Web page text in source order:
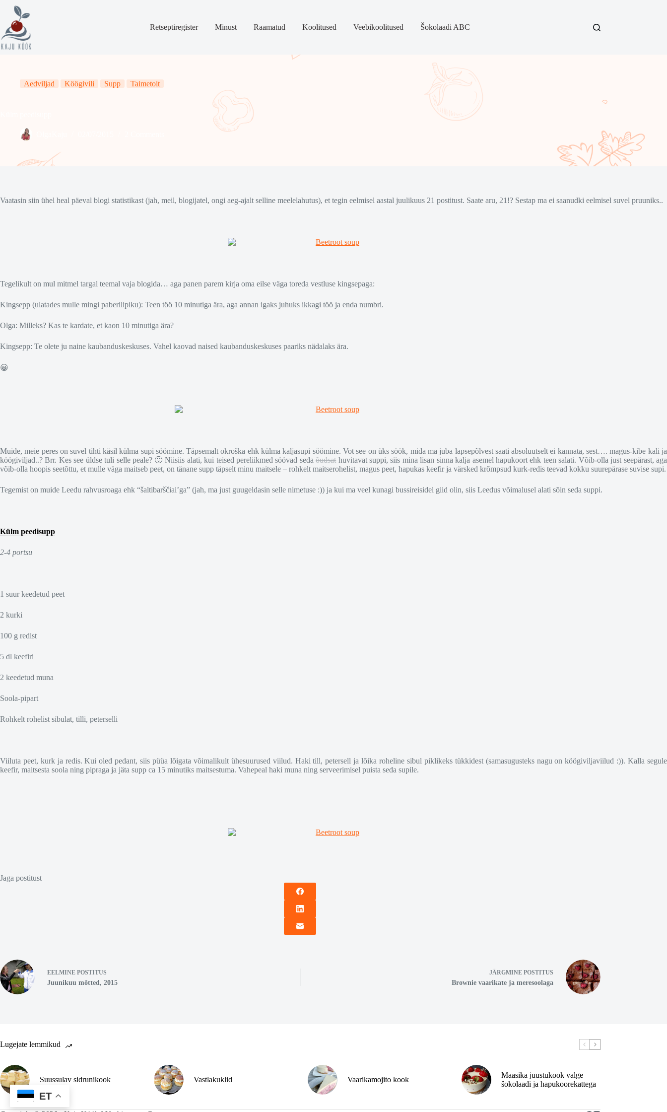
content
Retseptiregister Minust Raamatud Koolitused Veebikoolitused Šokolaadi ABC
Aedviljad Köögivili Supp Taimetoit
Vaatasin siin ühel heal päeval blogi statistikast (jah, meil, blogijatel, ongi aeg-ajalt selline meelelahutus), et tegin eelmisel aastal juulikuus 21 postitust. Saate aru, 21!? Sestap ma ei saanudki eelmisel suvel pruuniks..
Tegelikult on mul mitmel targal teemal vaja blogida… aga panen parem kirja oma eilse väga toreda vestluse kingsepaga:
Kingsepp (ulatades mulle mingi paberilipiku): Teen töö 10 minutiga ära, aga annan igaks juhuks ikkagi töö ja enda numbri.
Olga: Milleks? Kas te kardate, et kaon 10 minutiga ära?
Kingsepp: Te olete ju naine kaubanduskeskuses. Vahel kaovad naised kaubanduskeskuses paariks nädalaks ära.
😀
Muide, meie peres on suvel tihti käsil külma supi söömine. Täpsemalt okroška ehk külma kaljasupi söömine. Vot see on üks söök, mida ma juba lapsepõlvest saati absoluutselt ei kannata, sest…. magus-kibe kali ja
köögiviljad..? Brr. Kes see üldse tuli selle peale? 🙂 Niisiis alati, kui teised pereliikmed söövad sedaõudsat huvitavat suppi, siis mina lisan sinna kalja asemel hapukoort ehk teen salati. Võib-olla just seepärast, aga
võib-olla hoopis seetõttu, et mulle väga maitseb peet, on tänane supp täpselt minu maitsele – rohkelt maitserohelist, magus peet, hapukas keefir ja värsked krõmpsud kurk-redis teevad kokku suurepärase suvise supi.
Tegemist on muide Leedu rahvusroaga ehk “šaltibarščiai’ga” (jah, ma just guugeldasin selle nimetuse :)) ja kui ma veel kunagi bussireisidel giid olin, siis Leedus võimalusel alati sõin seda suppi.
Külm peedisupp
2-4 portsu
1 suur keedetud peet
2 kurki
100 g redist
5 dl keefiri
2 keedetud muna
Soola-pipart
Rohkelt rohelist sibulat, tilli, peterselli
Viiluta peet, kurk ja redis. Kui oled pedant, siis püüa lõigata võimalikult ühesuurused viilud. Haki till, petersell ja lõika roheline sibul piklikeks tükkidest (samasugusteks nagu on köögiviljaviilud :)). Kalla segule
keefir, maitsesta soola ning pipraga ja jäta supp ca 15 minutiks maitsestuma. Vahepeal haki muna ning serveerimisel puista seda supile.
Jaga postitust
EELMINE POSTITUS
Juunikuu mõtted, 2015
JÄRGMINE POSTITUS
Brownie vaarikate ja meresoolaga
Lugejate lemmikud
Suussulav sidrunikook Vastlakuklid Vaarikamojito kook
Maasika juustukook valge
šokolaadi ja hapukoorekattega
ET